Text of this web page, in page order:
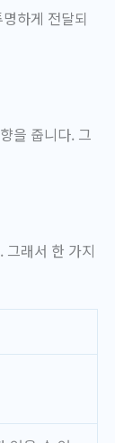
하게 전달되
을 줍니다. 그
그래서 한 가지